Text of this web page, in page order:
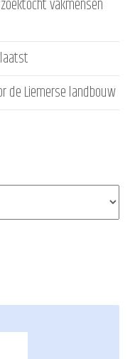
vakmensen
de Liemerse landbouw